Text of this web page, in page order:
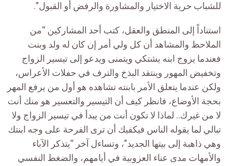
للشباب حرية الاختيار والمشاورة والرفض أو القبول”.
استناداً إلى المنطق والعقل، كتب أحد المشاركين “من
الملاحظ والمشاهد أن كل ولي أمر إن كان له ولد وبنت
فعندما يزوج ابنه يشتكي ويتمنى ويدعو إلى تيسير الزواج
وتخفيض المهور وينتقد البذخ والترف في حفلات الأعراس،
ولكن عندما يتعلق الأمر بابنته تشاهده هو أول من يرفع المهر
بحجة الأوضاع، فانظر كيف أن التيسير والتعسير هو منك أنت
لا من غيرك.. لماذا لا تكون أنت من يبدأ في تيسير الزواج ولا
تبالي لما يقوله الناس فيكفيك أن ترى الفرحة على وجه ابنتك
وهي ذاهبة إلى بيتها الجديد”، وتساءل آخر “يتذكر الآباء
والأمهات مدى عناء العزوبية في أيامهم، والضغط النفسي